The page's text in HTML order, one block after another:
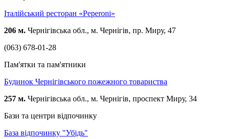
Італійський ресторан «Peperoni»
206 м. Чернігівська обл., м. Чернігів, пр. Миру, 47
(063) 678-01-28
Пам'ятки та пам'ятники
Будинок Чернігівського пожежного товариства
257 м. Чернігівська обл., м. Чернігів, проспект Миру, 34
Бази та центри відпочинку
База відпочинку "Убідь"